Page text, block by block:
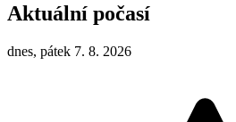
Aktuální počasí
dnes, pátek 7. 8. 2026